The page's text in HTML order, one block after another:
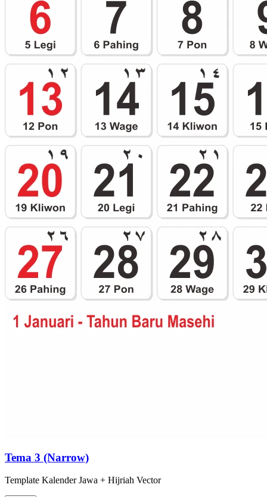
Tema 3 (Narrow)
Template Kalender Jawa + Hijriah Vector